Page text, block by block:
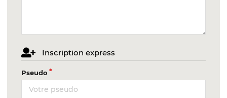
Inscription express
Pseudo